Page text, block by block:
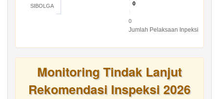
Jumlah Pelaksaan Inpeksi
0
0
SIBOLGA
0
Monitoring Tindak Lanjut
Rekomendasi Inspeksi 2026